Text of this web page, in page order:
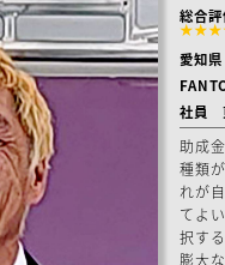
総合
愛知県
社員
助成
種類
れが
てよ
択す
膨大